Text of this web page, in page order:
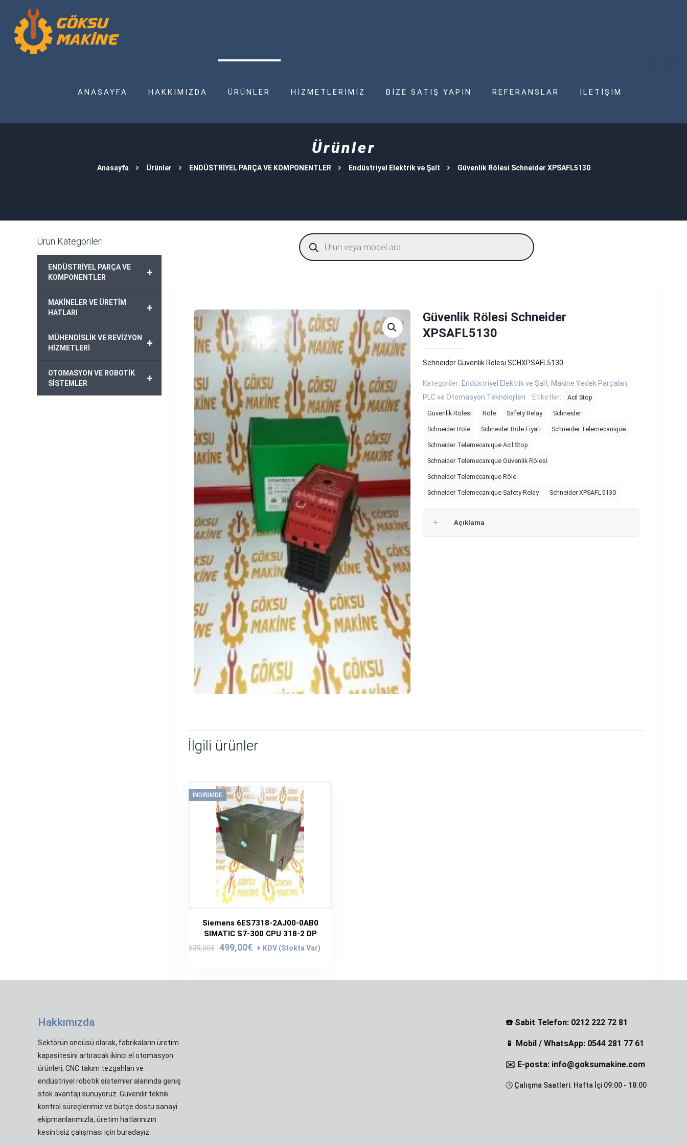
ANASAYFA HAKKIMIZDA ÜRÜNLER HİZMETLERİMİZ BİZE SATIŞ YAPIN REFERANSLAR İLETİŞİM
Ürünler
Anasayfa Ürünler ENDÜSTRİYEL PARÇA VE KOMPONENTLER Endüstriyel Elektrik ve Şalt Güvenlik Rölesi Schneider XPSAFL5130
Products
search
Güvenlik Rölesi Schneider
XPSAFL5130
Schneider Güvenlik Rölesi SCHXPSAFL5130
Kategoriler: Endüstriyel Elektrik ve Şalt, Makine Yedek Parçaları,
PLC ve Otomasyon Teknolojileri
Etiketler: Acil Stop
Güvenlik Rölesi Röle Safety Relay Schneider
Schneider Röle Schneider Röle Fiyatı Schneider Telemecanique
Schneider Telemecanique Acil Stop
Schneider Telemecanique Güvenlik Rölesi
Schneider Telemecanique Röle
Schneider Telemecanique Safety Relay Schneider XPSAFL5130
Açıklama
İlgili ürünler
İNDIRIMDE
Siemens 6ES7318-2AJ00-0AB0
SIMATIC S7-300 CPU 318-2 DP
539,00€ Orijinal
499,00€
Şu
Ürün Kategorileri
+
ENDÜSTRİYEL PARÇA VE
KOMPONENTLER
+
MAKİNELER VE ÜRETİM
HATLARI
+
MÜHENDİSLİK VE REVİZYON
HİZMETLERİ
+
OTOMASYON VE ROBOTİK
SİSTEMLER
Hakkımızda
Sektörün öncüsü olarak, fabrikaların üretim
kapasitesini artıracak ikinci el otomasyon
ürünleri, CNC takım tezgahları ve
endüstriyel robotik sistemler alanında geniş
stok avantajı sunuyoruz. Güvenilir teknik
kontrol süreçlerimiz ve bütçe dostu sanayi
ekipmanlarımızla, üretim hatlarınızın
kesintisiz çalışması için buradayız.
☎️ Sabit Telefon: 0212 222 72 81
📱 Mobil / WhatsApp: 0544 281 77 61
✉️ E-posta: info@goksumakine.com
🕒 Çalışma Saatleri: Hafta İçi 09:00 - 18:00